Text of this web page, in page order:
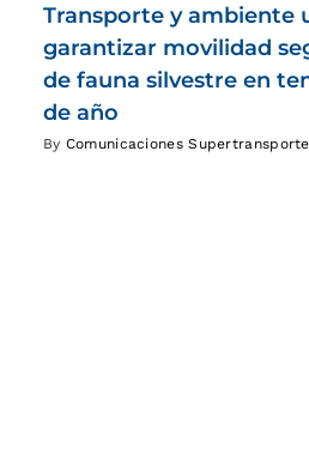
Transporte y ambiente
garantizar movilidad
de fauna silvestre en
de año
By Comunicaciones Supertransporte